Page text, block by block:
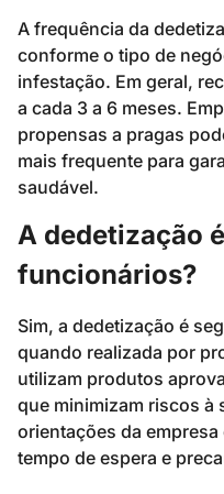
A frequência da
conforme o tipo de
infestação. Em geral,
a cada 3 a 6 meses.
propensas a pragas
mais frequente para
saudável.
A dedetização
funcionários?
Sim, a dedetização é
quando realizada por
utilizam produtos
que minimizam riscos à
orientações da
tempo de espera e